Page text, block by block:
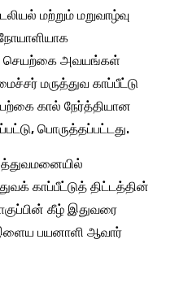
மற்றும் மறுவாழ்வு
நோயாளியாக
செயற்கை அவயங்கள்
மருத்துவ காப்பீட்டு
கால் நேர்த்தியான
பொருத்தப்பட்டது.
காப்பீட்டுத் திட்டத்தின்
கீழ் இதுவரை
பயனாளி ஆவார்